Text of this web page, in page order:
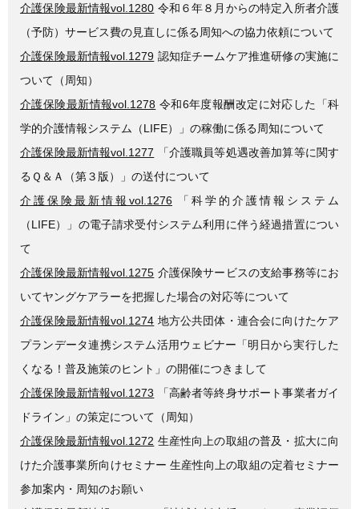
介護保険最新情報vol.1280 令和６年８月からの特定入所者介護
（予防）サービス費の見直しに係る周知への協力依頼について
介護保険最新情報vol.1279 認知症チームケア推進研修の実施に
ついて（周知）
介護保険最新情報vol.1278 令和6年度報酬改定に対応した「科
学的介護情報システム（LIFE）」の稼働に係る周知について
介護保険最新情報vol.1277 「介護職員等処遇改善加算等に関す
るＱ＆Ａ（第３版）」の送付について
介護保険最新情報vol.1276 「科学的介護情報システム
（LIFE）」の電子請求受付システム利用に伴う経過措置につい
て
介護保険最新情報vol.1275 介護保険サービスの支給事務等にお
いてヤングケアラーを把握した場合の対応等について
介護保険最新情報vol.1274 地方公共団体・連合会に向けたケア
プランデータ連携システム活用ウェビナー「明日から実行した
くなる！普及施策のヒント」の開催につきまして
介護保険最新情報vol.1273 「高齢者等終身サポート事業者ガイ
ドライン」の策定について（周知）
介護保険最新情報vol.1272 生産性向上の取組の普及・拡大に向
けた介護事業所向けセミナー 生産性向上の取組の定着セミナー
参加案内・周知のお願い